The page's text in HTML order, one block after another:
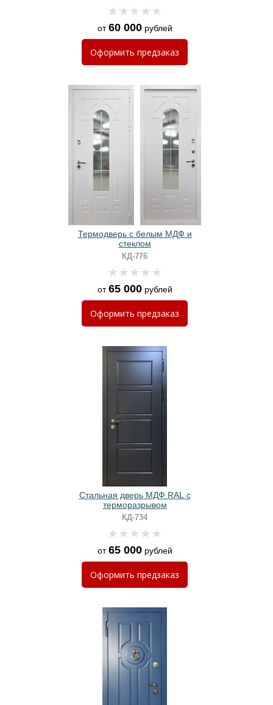
от60 000рублей
Оформить предзаказ
Термодверь с белым МДФ и
стеклом
КД-776
от65 000рублей
Оформить предзаказ
Стальная дверь МДФ RAL с
терморазрывом
КД-734
от65 000рублей
Оформить предзаказ